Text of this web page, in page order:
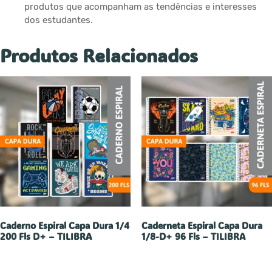
produtos que acompanham as tendências e interesses
dos estudantes.
Produtos Relacionados
Caderno Espiral Capa Dura 1/4
200 Fls D+ – TILIBRA
Caderneta Espiral Capa Dura
1/8-D+ 96 Fls – TILIBRA